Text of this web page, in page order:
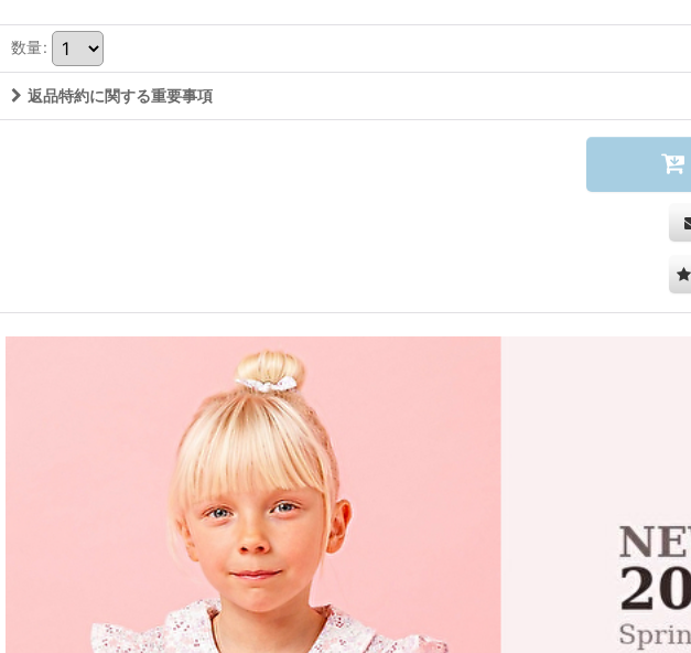
数量:
返品特約に関する重要事項